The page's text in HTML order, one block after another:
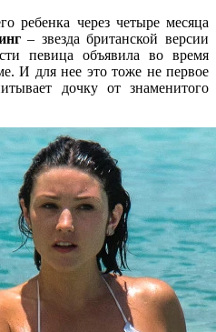
ребенка через четыре месяца
– звезда британской версии
певица объявила во время
И для нее это тоже не первое
дочку от знаменитого